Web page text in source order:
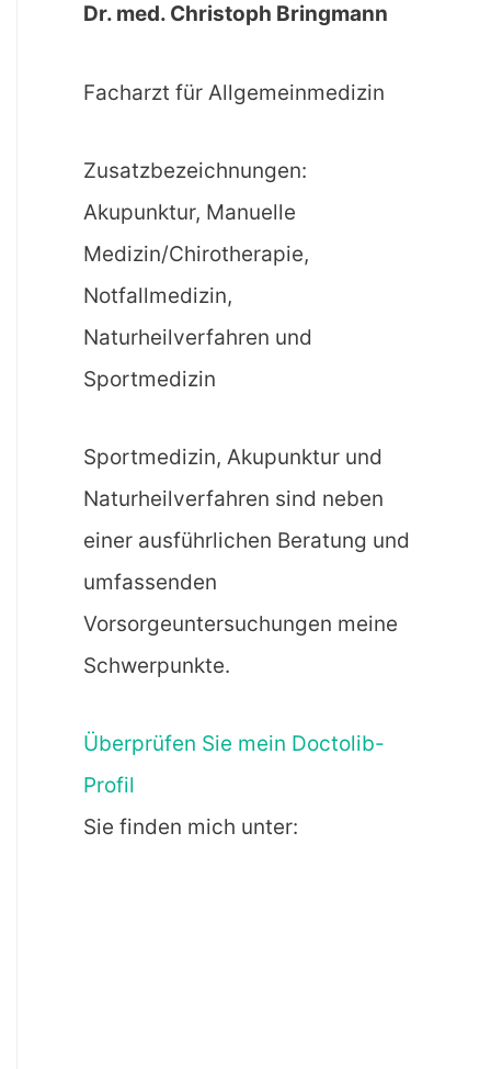
Dr. med. Christoph Bringmann
Facharzt für Allgemeinmedizin
Zusatzbezeichnungen:
Akupunktur, Manuelle
Medizin/Chirotherapie,
Notfallmedizin,
Naturheilverfahren und
Sportmedizin
Sportmedizin, Akupunktur und
Naturheilverfahren sind neben
einer ausführlichen Beratung und
umfassenden
Vorsorgeuntersuchungen meine
Schwerpunkte.
Überprüfen Sie mein Doctolib-
Profil
Sie finden mich unter: